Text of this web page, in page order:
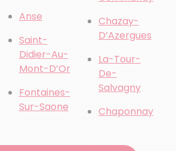
Anse
Saint-
Didier-Au-
Mont-D’Or
Fontaines-
Sur-Saone
Chazay-
D’Azergues
La-Tour-
De-
Salvagny
Chaponnay